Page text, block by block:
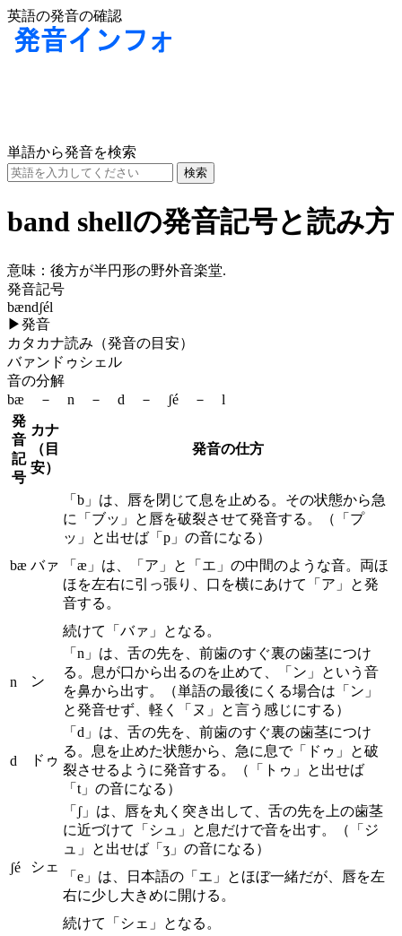
英語の発音の確認
単語から発音を検索
band shellの発音記号と読み方
意味： 後方が半円形の野外音楽堂.
発音記号
bændʃél
▶発音
カタカナ読み（発音の目安）
バァンドゥシェル
音の分解
bæ － n － d － ʃé － l
発
音
記
号
カナ
（目
安）
発音の仕方
bæ バァ
「b」は、唇を閉じて息を止める。その状態から急
に「ブッ」と唇を破裂させて発音する。（「プ
ッ」と出せば「p」の音になる）
「æ」は、「ア」と「エ」の中間のような音。両ほ
ほを左右に引っ張り、口を横にあけて「ア」と発
音する。
続けて「バァ」となる。
n ン
「n」は、舌の先を、前歯のすぐ裏の歯茎につけ
る。息が口から出るのを止めて、「ン」という音
を鼻から出す。（単語の最後にくる場合は「ン」
と発音せず、軽く「ヌ」と言う感じにする）
d ドゥ
「d」は、舌の先を、前歯のすぐ裏の歯茎につけ
る。息を止めた状態から、急に息で「ドゥ」と破
裂させるように発音する。（「トゥ」と出せば
「t」の音になる）
ʃé シェ
「ʃ」は、唇を丸く突き出して、舌の先を上の歯茎
に近づけて「シュ」と息だけで音を出す。（「ジ
ュ」と出せば「ʒ」の音になる）
「e」は、日本語の「エ」とほぼ一緒だが、唇を左
右に少し大きめに開ける。
続けて「シェ」となる。